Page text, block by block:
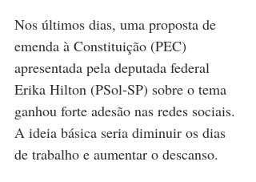
Nos últimos dias, uma proposta de
emenda à Constituição (PEC)
apresentada pela deputada federal
Erika Hilton (PSol-SP) sobre o tema
ganhou forte adesão nas redes sociais.
A ideia básica seria diminuir os dias
de trabalho e aumentar o descanso.